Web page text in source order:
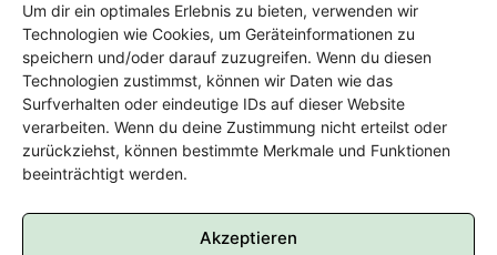
Um dir ein optimales Erlebnis zu bieten, verwenden wir
Technologien wie Cookies, um Geräteinformationen zu
speichern und/oder darauf zuzugreifen. Wenn du diesen
Technologien zustimmst, können wir Daten wie das
Surfverhalten oder eindeutige IDs auf dieser Website
verarbeiten. Wenn du deine Zustimmung nicht erteilst oder
zurückziehst, können bestimmte Merkmale und Funktionen
beeinträchtigt werden.
Akzeptieren
Offene Jugendarbeit - Easthouse
Tel:
09131–302259
E-Mail:oja@treffpunkt-roethelheimpark.de